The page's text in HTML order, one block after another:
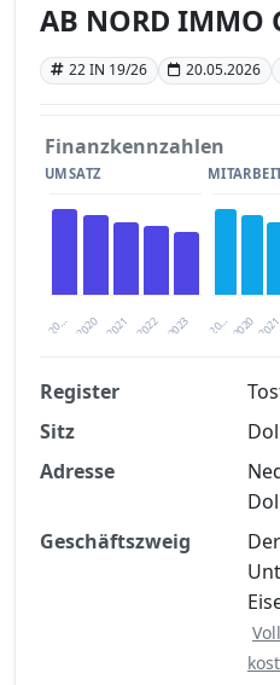
AB NORD IMMO
22 IN 19/26 20.05.2026
Finanzkennzahlen
UMSATZ
20… 2021 2023
2020 2022 20… 2021
2020
Finanzkennzahlen
Jetzt
Register
Sitz
Adresse
Geschäftszweig